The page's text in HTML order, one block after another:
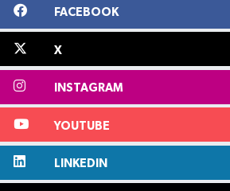
FACEBOOK
X
INSTAGRAM
YOUTUBE
LINKEDIN